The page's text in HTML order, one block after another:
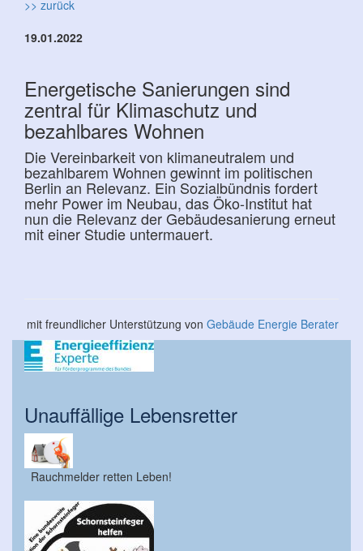
>> zurück
19.01.2022
Energetische Sanierungen sind
zentral für Klimaschutz und
bezahlbares Wohnen
Die Vereinbarkeit von klimaneutralem und
bezahlbarem Wohnen gewinnt im politischen
Berlin an Relevanz. Ein Sozialbündnis fordert
mehr Power im Neubau, das Öko-Institut hat
nun die Relevanz der Gebäudesanierung erneut
mit einer Studie untermauert.
mit freundlicher Unterstützung von Gebäude Energie Berater
Unauffällige Lebensretter
Rauchmelder retten Leben!